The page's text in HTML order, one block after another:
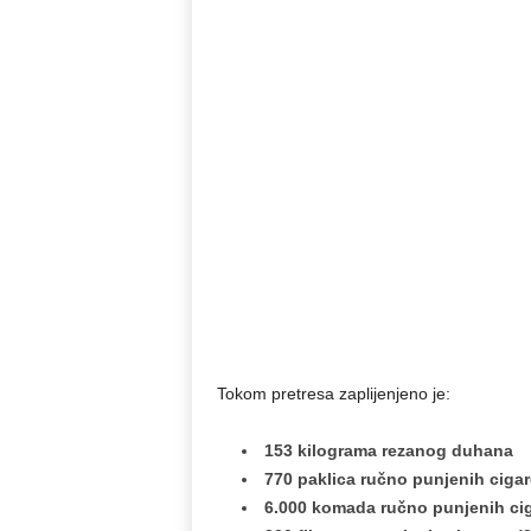
Tokom pretresa zaplijenjeno je:
153 kilograma rezanog duhana
770 paklica ručno punjenih
6.000 komada ručno punjenih